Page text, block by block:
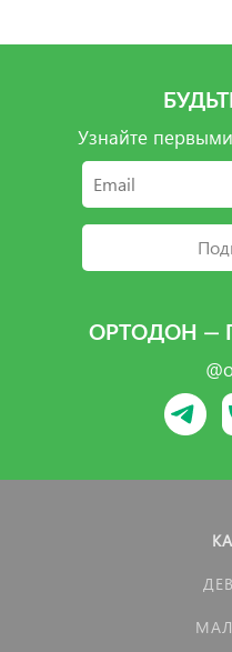
Узнайте
ОРТОДОН —